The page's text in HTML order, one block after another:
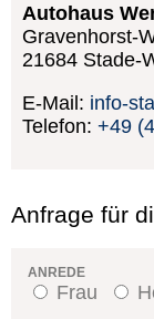
Autohaus
Gravenhorst-
21684 Stade-
E-Mail: info-
Telefon: +49
Anfrage für
ANREDE
Frau